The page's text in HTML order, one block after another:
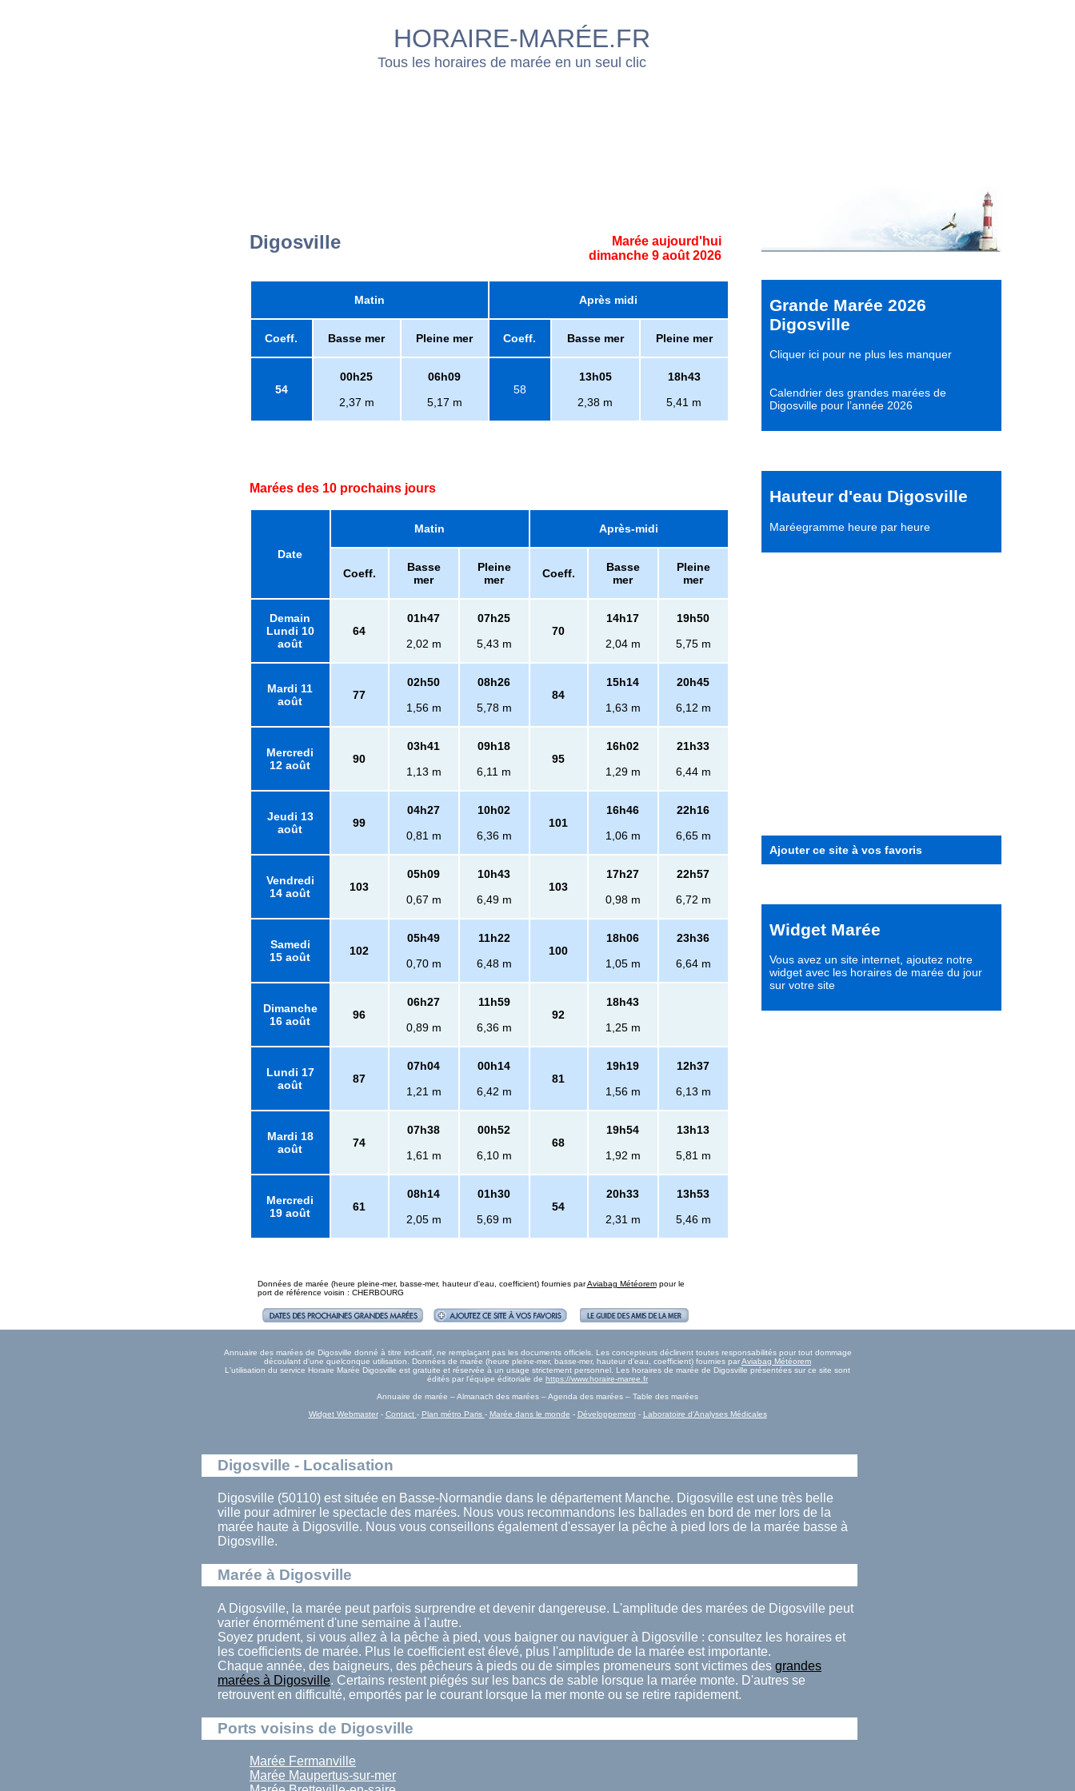
HORAIRE-MARÉE.FR
Tous les horaires de marée en un seul clic
Digosville
Marée aujourd'hui
dimanche 9 août 2026
Matin Après midi
Coeff. Basse mer Pleine mer Coeff. Basse mer Pleine mer
54
00h25
2,37 m
06h09
5,17 m
58
13h05
2,38 m
18h43
5,41 m
Marées des 10 prochains jours
Date
Matin Après-midi
Coeff.
Basse
mer
Pleine
mer
Coeff.
Basse
mer
Pleine
mer
Demain
Lundi 10
août
64
01h47
2,02 m
07h25
5,43 m
70
14h17
2,04 m
19h50
5,75 m
Mardi 11
août
77
02h50
1,56 m
08h26
5,78 m
84
15h14
1,63 m
20h45
6,12 m
Mercredi
12 août
90
03h41
1,13 m
09h18
6,11 m
95
16h02
1,29 m
21h33
6,44 m
Jeudi 13
août
99
04h27
0,81 m
10h02
6,36 m
101
16h46
1,06 m
22h16
6,65 m
Vendredi
14 août
103
05h09
0,67 m
10h43
6,49 m
103
17h27
0,98 m
22h57
6,72 m
Samedi
15 août
102
05h49
0,70 m
11h22
6,48 m
100
18h06
1,05 m
23h36
6,64 m
Dimanche
16 août
96
06h27
0,89 m
11h59
6,36 m
92
18h43
1,25 m
Lundi 17
août
87
07h04
1,21 m
00h14
6,42 m
81
19h19
1,56 m
12h37
6,13 m
Mardi 18
août
74
07h38
1,61 m
00h52
6,10 m
68
19h54
1,92 m
13h13
5,81 m
Mercredi
19 août
61
08h14
2,05 m
01h30
5,69 m
54
20h33
2,31 m
13h53
5,46 m
Données de marée (heure pleine-mer, basse-mer, hauteur d'eau, coefficient) fournies parAviabag Météorempour le
port de référence voisin : CHERBOURG
Grande Marée 2026
Digosville
Cliquer ici pour ne plus les manquer
Calendrier des grandes marées de
Digosville pour l’année 2026
Hauteur d'eau Digosville
Maréegramme heure par heure
Ajouter ce site à vos favoris
Widget Marée
Vous avez un site internet, ajoutez notre
widget avec les horaires de marée du jour
sur votre site
Annuaire des marées de Digosville donné à titre indicatif, ne remplaçant pas les documents officiels. Les concepteurs déclinent toutes responsabilités pour tout dommage
découlant d'une quelconque utilisation. Données de marée (heure pleine-mer, basse-mer, hauteur d'eau, coefficient) fournies parAviabag Météorem
L'utilisation du service Horaire Marée Digosville est gratuite et réservée à un usage strictement personnel. Les horaires de marée de Digosville présentées sur ce site sont
édités par l'équipe éditoriale de https://www.horaire-maree.fr
Annuaire de marée – Almanach des marées – Agenda des marées – Table des marées
Widget Webmaster- Contact - Plan métro Paris - Marée dans le monde - Développement- Laboratoire d'Analyses Médicales
Digosville - Localisation
Digosville (50110) est située en Basse-Normandie dans le département Manche. Digosville est une très belle
ville pour admirer le spectacle des marées. Nous vous recommandons les ballades en bord de mer lors de la
marée haute à Digosville. Nous vous conseillons également d'essayer la pêche à pied lors de la marée basse à
Digosville.
Marée à Digosville
A Digosville, la marée peut parfois surprendre et devenir dangereuse. L'amplitude des marées de Digosville peut
varier énormément d'une semaine à l'autre.
Soyez prudent, si vous allez à la pêche à pied, vous baigner ou naviguer à Digosville : consultez les horaires et
les coefficients de marée. Plus le coefficient est élevé, plus l'amplitude de la marée est importante.
Chaque année, des baigneurs, des pêcheurs à pieds ou de simples promeneurs sont victimes des grandes
marées à Digosville. Certains restent piégés sur les bancs de sable lorsque la marée monte. D'autres se
retrouvent en difficulté, emportés par le courant lorsque la mer monte ou se retire rapidement.
Ports voisins de Digosville
Marée Fermanville
Marée Maupertus-sur-mer